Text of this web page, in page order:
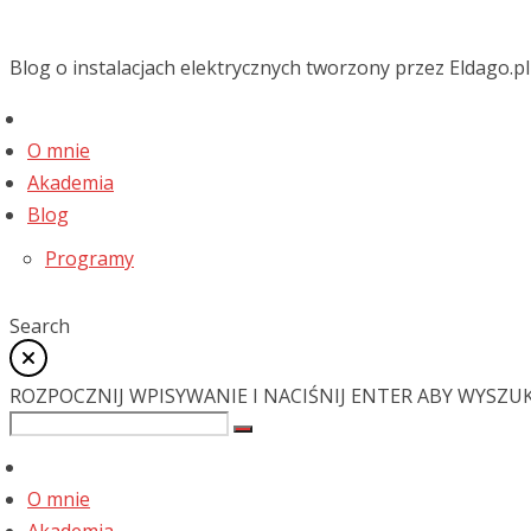
Blog o instalacjach elektrycznych tworzony przez Eldago.pl
O mnie
Akademia
Blog
Programy
Search
ROZPOCZNIJ WPISYWANIE I NACIŚNIJ ENTER ABY
O mnie